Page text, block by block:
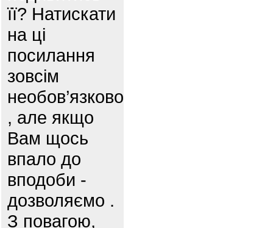
її? Натискати
на ці
посилання
зовсім
необов’язково
, але якщо
Вам щось
впало до
вподоби -
дозволяємо .
З повагою,